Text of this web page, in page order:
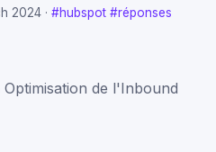
2024 ·#hubspot #réponses